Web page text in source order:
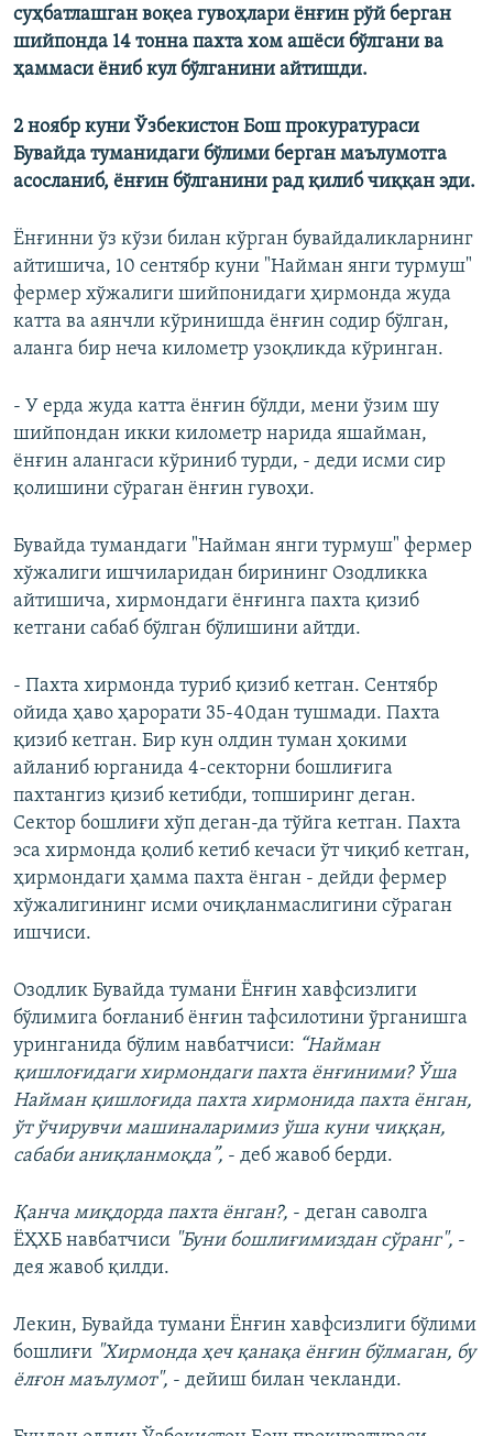
суҳбатлашган воқеа гувоҳлари ёнғин рўй берган
шийпонда 14 тонна пахта хом ашёси бўлгани ва
ҳаммаси ёниб кул бўлганини айтишди.
2 ноябр куни Ўзбекистон Бош прокуратураси
Бувайда туманидаги бўлими берган маълумотга
асосланиб, ёнғин бўлганини рад қилиб чиққан эди.
Ёнғинни ўз кўзи билан кўрган бувайдаликларнинг
айтишича, 10 сентябр куни "Найман янги турмуш"
фермер хўжалиги шийпонидаги ҳирмонда жуда
катта ва аянчли кўринишда ёнғин содир бўлган,
аланга бир неча километр узоқликда кўринган.
- У ерда жуда катта ёнғин бўлди, мени ўзим шу
шийпондан икки километр нарида яшайман,
ёнғин алангаси кўриниб турди, - деди исми сир
қолишини сўраган ёнғин гувоҳи.
Бувайда тумандаги "Найман янги турмуш" фермер
хўжалиги ишчиларидан бирининг Озодликка
айтишича, хирмондаги ёнғинга пахта қизиб
кетгани сабаб бўлган бўлишини айтди.
- Пахта хирмонда туриб қизиб кетган. Сентябр
ойида ҳаво ҳарорати 35-40дан тушмади. Пахта
қизиб кетган. Бир кун олдин туман ҳокими
айланиб юрганида 4-секторни бошлиғига
пахтангиз қизиб кетибди, топширинг деган.
Сектор бошлиғи хўп деган-да тўйга кетган. Пахта
эса хирмонда қолиб кетиб кечаси ўт чиқиб кетган,
ҳирмондаги ҳамма пахта ёнган - дейди фермер
хўжалигининг исми очиқланмаслигини сўраган
ишчиси.
Озодлик Бувайда тумани Ёнғин хавфсизлиги
бўлимига боғланиб ёнғин тафсилотини ўрганишга
уринганида бўлим навбатчиси: “Найман
қишлоғидаги хирмондаги пахта ёнғиними? Ўша
Найман қишлоғида пахта хирмонида пахта ёнган,
ўт ўчирувчи машиналаримиз ўша куни чиққан,
сабаби аниқланмоқда”, - деб жавоб берди.
Қанча миқдорда пахта ёнган?, - деган саволга
ЁҲХБ навбатчиси "Буни бошлиғимиздан сўранг", -
дея жавоб қилди.
Лекин, Бувайда тумани Ёнғин хавфсизлиги бўлими
бошлиғи "Хирмонда ҳеч қанақа ёнғин бўлмаган, бу
ёлғон маълумот", - дейиш билан чекланди.